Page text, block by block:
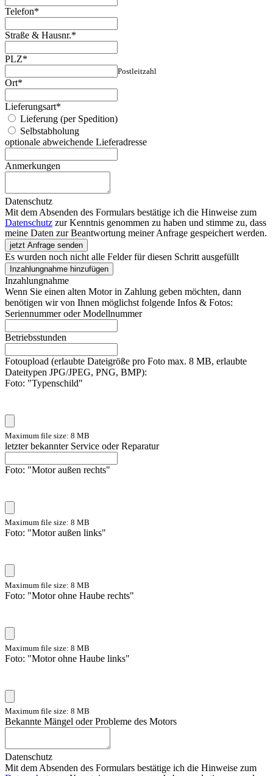
Telefon*
Straße & Hausnr.*
PLZ*
Postleitzahl
Ort*
Lieferungsart*
Lieferung (per Spedition)
Selbstabholung
optionale abweichende Lieferadresse
Anmerkungen
Datenschutz
Mit dem Absenden des Formulars bestätige ich die Hinweise zum
Datenschutz zur Kenntnis genommen zu haben und stimme zu, dass
meine Daten zur Beantwortung meiner Anfrage gespeichert werden.
jetzt Anfrage senden
Es wurden noch nicht alle Felder für diesen Schritt ausgefüllt
Inzahlungnahme hinzufügen
Inzahlungnahme
Wenn Sie einen alten Motor in Zahlung geben möchten, dann
benötigen wir von Ihnen möglichst folgende Infos & Fotos:
Seriennummer oder Modellnummer
Betriebsstunden
Fotoupload (erlaubte Dateigröße pro Foto max. 8 MB, erlaubte
Dateitypen JPG/JPEG, PNG, BMP):
Foto: "Typenschild"
Maximum file size: 8 MB
letzter bekannter Service oder Reparatur
Foto: "Motor außen rechts"
Maximum file size: 8 MB
Foto: "Motor außen links"
Maximum file size: 8 MB
Foto: "Motor ohne Haube rechts"
Maximum file size: 8 MB
Foto: "Motor ohne Haube links"
Maximum file size: 8 MB
Bekannte Mängel oder Probleme des Motors
Datenschutz
Mit dem Absenden des Formulars bestätige ich die Hinweise zum